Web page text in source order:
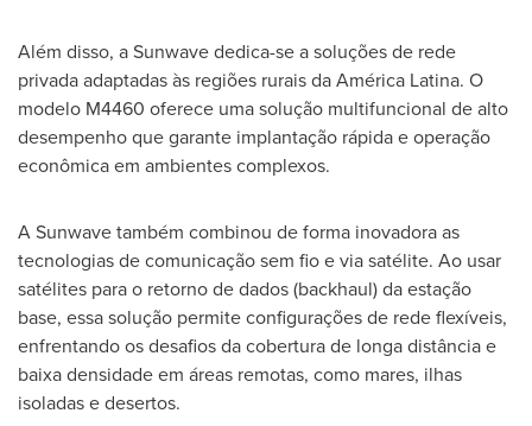
Além disso, a Sunwave dedica-se a soluções de rede
privada adaptadas às regiões rurais da América Latina. O
modelo M4460 oferece uma solução multifuncional de alto
desempenho que garante implantação rápida e operação
econômica em ambientes complexos.
A Sunwave também combinou de forma inovadora as
tecnologias de comunicação sem fio e via satélite. Ao usar
satélites para o retorno de dados (backhaul) da estação
base, essa solução permite configurações de rede flexíveis,
enfrentando os desafios da cobertura de longa distância e
baixa densidade em áreas remotas, como mares, ilhas
isoladas e desertos.